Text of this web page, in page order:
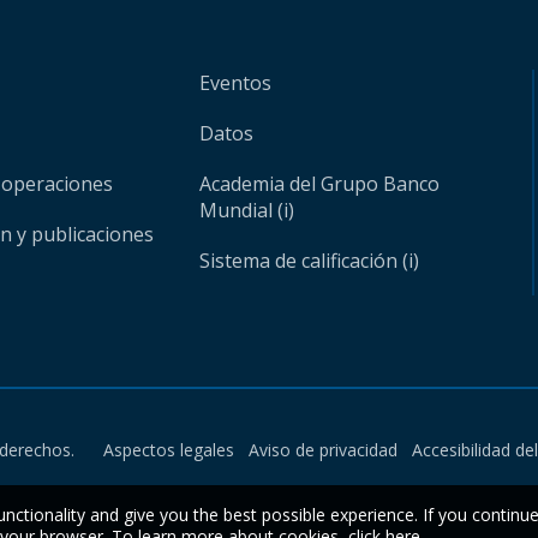
y publicaciones
Eventos
Datos
Academia del Grupo Banco
Mundial (i)
Sistema de calificación (i)
Aspectos legales Aviso de privacidad Accesibilidad
and give you the best possible experience. If you